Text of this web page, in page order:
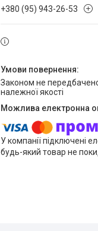
+380 (95) 943-26-53
Законом не передбачено повернення та обмін даного товару
належної якості
У компанії підключені
будь-який товар не